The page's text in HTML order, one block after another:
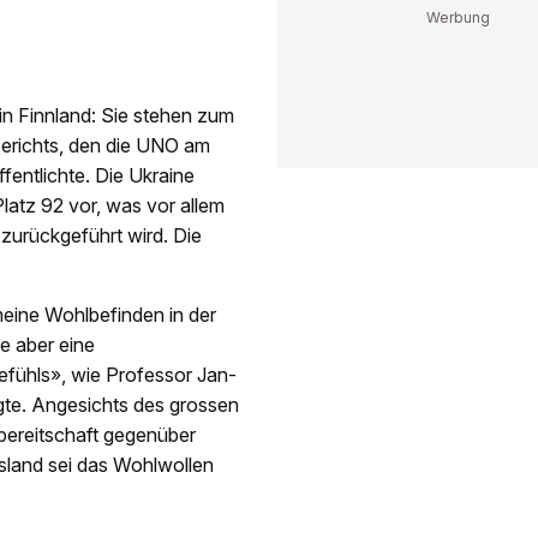
Finnland: Sie stehen zum
den die UNO am
Die Ukraine
92 vor, was vor allem
wird. Die
Wohlbefinden in der
aber eine
wie Professor Jan-
Angesichts des grossen
gegenüber
sei das Wohlwollen